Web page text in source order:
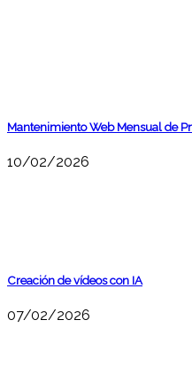
Mantenimiento Web Mensual de
10/02/2026
Creación de vídeos con IA
07/02/2026